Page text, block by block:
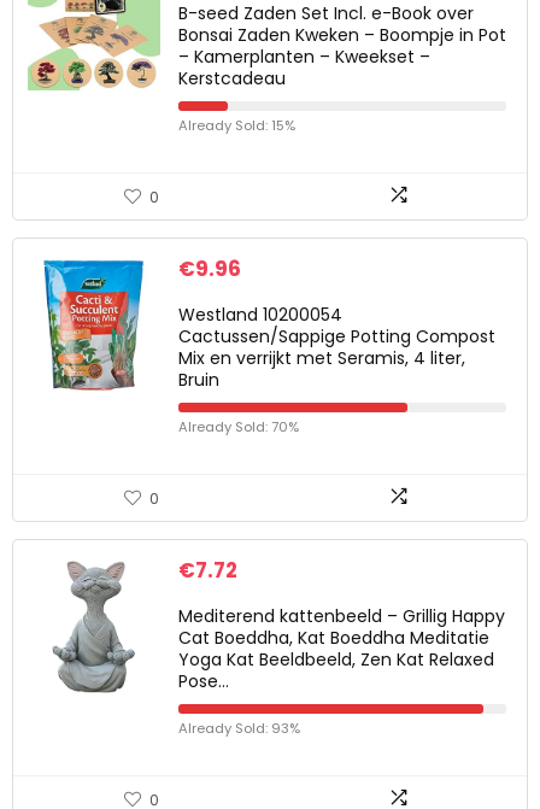
B-seed Zaden Set Incl. e-Book over
Bonsai Zaden Kweken – Boompje in Pot
– Kamerplanten – Kweekset –
Kerstcadeau
Already Sold: 15%
0
€9.96
Westland 10200054
Cactussen/Sappige Potting Compost
Mix en verrijkt met Seramis, 4 liter,
Bruin
Already Sold: 70%
0
€7.72
Mediterend kattenbeeld – Grillig Happy
Cat Boeddha, Kat Boeddha Meditatie
Yoga Kat Beeldbeeld, Zen Kat Relaxed
Pose…
Already Sold: 93%
0